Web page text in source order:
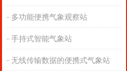
多功能便携气象观察站
手持式智能气象站
无线传输数据的便携式气象站